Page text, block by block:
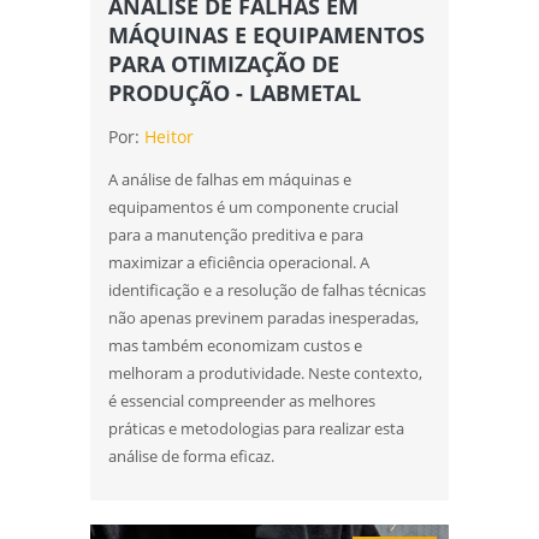
análise de falhas em rolamentos em sp
análise de falhas em rolamentos em são
paulo
análise de falhas para manutenção em
análise de falhas para manutenção em
são paulo
análise do tipo de quebra
ensaio de corrosão
ensaio de corrosão acelerada
ensaio de corrosão acelerada em sp
ANÁLISE DE FALHAS EM
MÁQUINAS E EQUIPAMENTOS
PARA OTIMIZAÇÃO DE
PRODUÇÃO - LABMETAL
Por: Heitor
A análise de falhas em máquinas e
equipamentos é um componente crucial
para a manutenção preditiva e para
maximizar a eficiência operacional. A
identificação e a resolução de falhas técnicas
não apenas previnem paradas inesperadas,
mas também economizam custos e
melhoram a produtividade. Neste contexto,
é essencial compreender as melhores
práticas e metodologias para realizar esta
análise de forma eficaz.